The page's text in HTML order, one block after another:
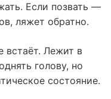
Если позвать —
ляжет обратно.
встаёт. Лежит в
голову, но
состояние.